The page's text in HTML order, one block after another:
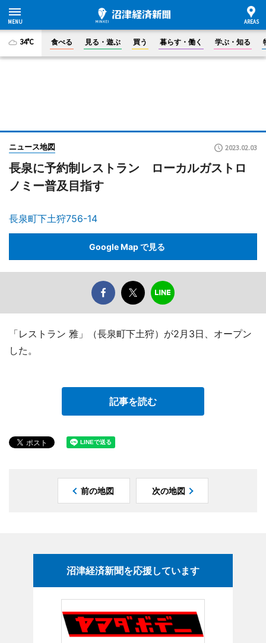
34°C 食べる 見る・遊ぶ 買う 暮らす・働く 学ぶ・知る
ニュース地図 2023.02.03
長泉に予約制レストラン ローカルガストロ
ノミー普及目指す
長泉町下土狩756-14
Google Map で見る
「レストラン 雅」（長泉町下土狩）が2月3日、オープン
した。
記事を読む
前の地図 次の地図
沼津経済新聞を応援しています